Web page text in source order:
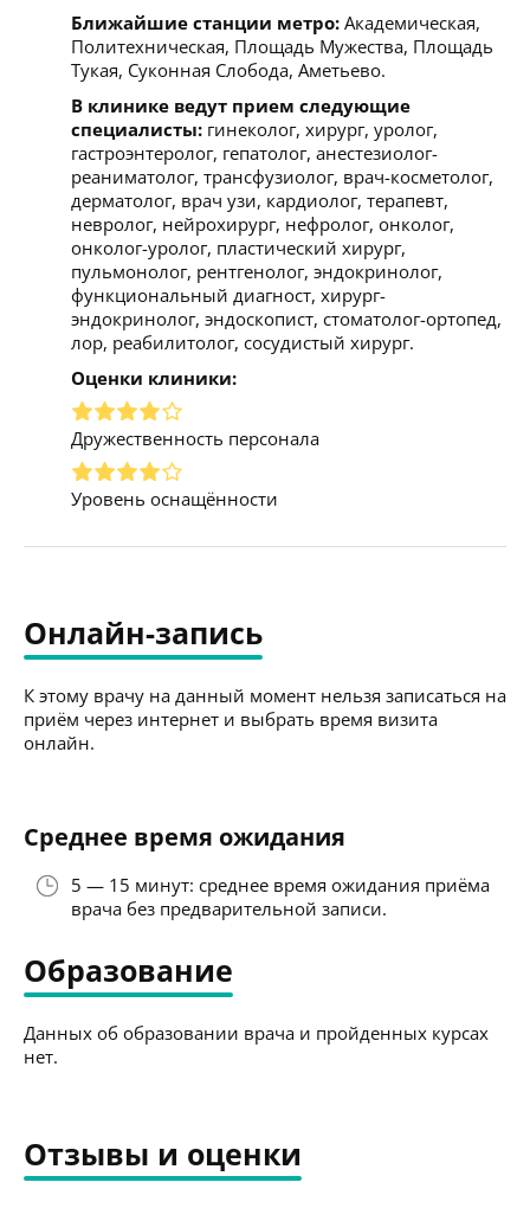
Ближайшие станции метро: Академическая,
Политехническая, Площадь Мужества, Площадь
Тукая, Суконная Слобода, Аметьево.
В клинике ведут прием следующие
специалисты: гинеколог, хирург, уролог,
гастроэнтеролог, гепатолог, анестезиолог-
реаниматолог, трансфузиолог, врач-косметолог,
дерматолог, врач узи, кардиолог, терапевт,
невролог, нейрохирург, нефролог, онколог,
онколог-уролог, пластический хирург,
пульмонолог, рентгенолог, эндокринолог,
функциональный диагност, хирург-
эндокринолог, эндоскопист, стоматолог-ортопед,
лор, реабилитолог, сосудистый хирург.
Оценки клиники:
Дружественность персонала
Уровень оснащённости
Онлайн-запись
К этому врачу на данный момент нельзя записаться на
приём через интернет и выбрать время визита
онлайн.
Среднее время ожидания
5 — 15 минут: среднее время ожидания приёма
врача без предварительной записи.
Образование
Данных об образовании врача и пройденных курсах
нет.
Отзывы и оценки